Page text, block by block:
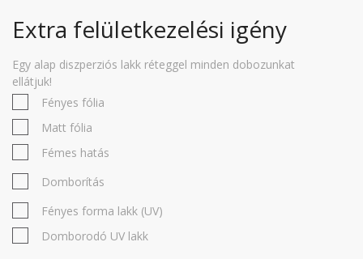
Extra felületkezelési igény
Egy alap diszperziós lakk réteggel minden dobozunkat
ellátjuk!
Fényes fólia
Matt fólia
Fémes hatás
Domborítás
Fényes forma lakk (UV)
Domborodó UV lakk